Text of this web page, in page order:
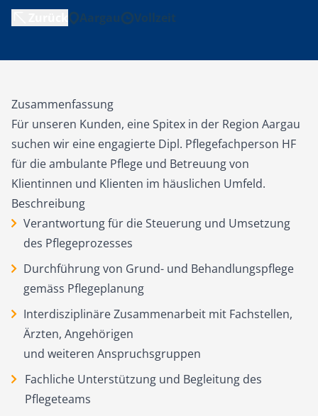
Aargau Vollzeit
Zusammenfassung
Für unseren Kunden, eine Spitex in der Region Aargau
suchen wir eine engagierte Dipl. Pflegefachperson HF
für die ambulante Pflege und Betreuung von
Klientinnen und Klienten im häuslichen Umfeld.
Beschreibung
Verantwortung für die Steuerung und Umsetzung
des Pflegeprozesses
Durchführung von Grund- und Behandlungspflege
gemäss Pflegeplanung
Interdisziplinäre Zusammenarbeit mit Fachstellen,
Ärzten, Angehörigen
und weiteren Anspruchsgruppen
Fachliche Unterstützung und Begleitung des
Pflegeteams